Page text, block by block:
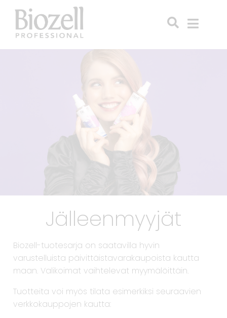
Jälleenmyyjät
Biozell-tuotesarja on saatavilla hyvin
varustelluista päivittäistavarakaupoista kautta
maan. Valikoimat vaihtelevat myymälöittäin.
Tuotteita voi myös tilata esimerkiksi seuraavien
verkkokauppojen kautta: